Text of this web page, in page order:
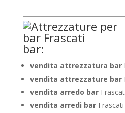
bar:
vendita attrezzatura bar
vendita attrezzature bar
vendita arredo bar
vendita arredi barFrascati